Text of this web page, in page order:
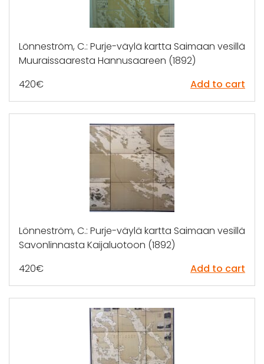
Lönneström, C.: Purje-väylä kartta Saimaan vesillä
Muuraissaaresta Hannusaareen (1892)
420€ Add to cart
Lönneström, C.: Purje-väylä kartta Saimaan vesillä
Savonlinnasta Kaijaluotoon (1892)
420€ Add to cart